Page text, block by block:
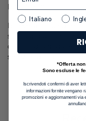
precisione.
Riceverai il tuo
scatola blu con cielo
certificato di
selezionati, pronto
Italiano
*Offerta
Sono escluse le
Iscrivendoti confermi di aver
informazioni fornite vengano
promozioni e aggiornamenti via